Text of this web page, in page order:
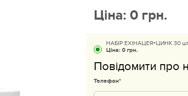
Ціна: 0 грн.
НАБІР ЕХІНАЦЕЯ+ЦИНК 30
Ціна: 0 грн.
Повідомити про
Телефон*